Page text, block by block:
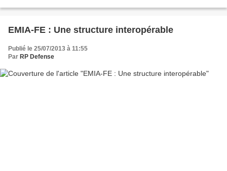
EMIA-FE : Une structure interopérable
Publié le 25/07/2013 à 11:55
Par RP Defense